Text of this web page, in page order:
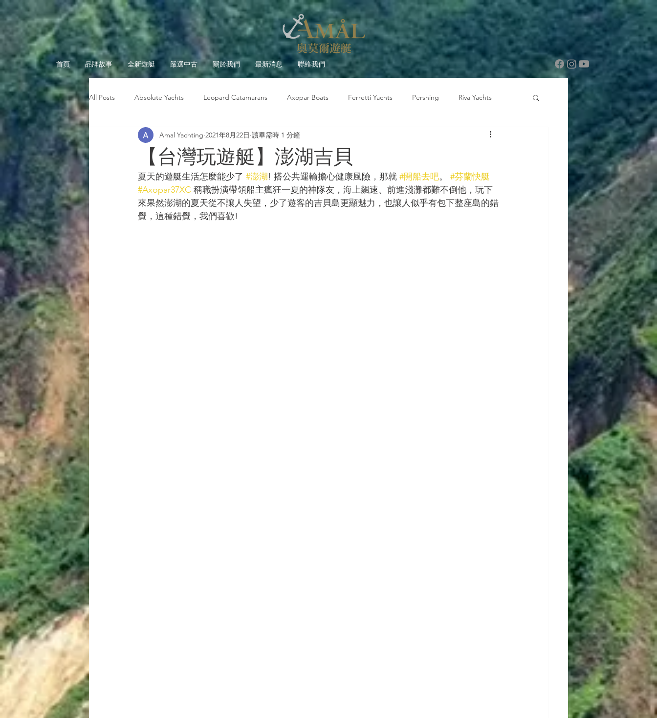
首頁 品牌故事 全新遊艇 嚴選中古 關於我們 最新消息 聯絡我們
All Posts Absolute Yachts Leopard Catamarans Axopar Boats Ferretti Yachts Pershing Riva Yachts
台灣玩遊艇 海上趣聞 奧莫爾故事 遊艇觀察室
【台灣玩遊艇】澎湖吉貝
Amal Yachting 2021年8月22日 讀畢需時 1 分鐘
夏天的遊艇生活怎麼能少了 #澎湖! 搭公共運輸擔心健康風險，那就 #開船去吧。 #芬蘭快艇
#Axopar37XC 稱職扮演帶領船主瘋狂一夏的神隊友，海上飆速、前進淺灘都難不倒他，玩下
來果然澎湖的夏天從不讓人失望，少了遊客的吉貝島更顯魅力，也讓人似乎有包下整座島的錯
覺，這種錯覺，我們喜歡!